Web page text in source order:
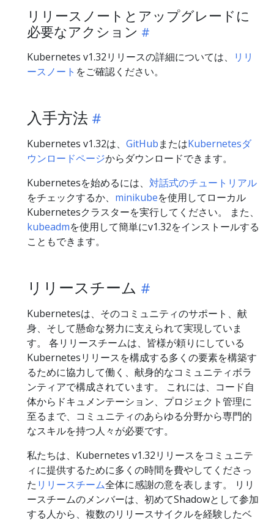
リリースノートとアップグレードに
必要なアクション
Kubernetes v1.32リリースの詳細については、
リリ
ースノート をご確認ください。
入手方法
Kubernetes v1.32は、 GitHubまたはKubernetesダ
ウンロードページからダウンロードできます。
Kubernetesを始めるには、 対話式のチュートリアル
をチェックするか、 minikubeを使用してローカル
Kubernetesクラスターを実行してください。 また、
kubeadmを使用して簡単にv1.32をインストールする
こともできます。
リリースチーム
Kubernetesは、そのコミュニティのサポート、献
身、そして懸命な努力に支えられて実現していま
す。 各リリースチームは、皆様が頼りにしている
Kubernetesリリースを構成する多くの要素を構築す
るために協力して働く、献身的なコミュニティボラ
ンティアで構成されています。 これには、コード自
体からドキュメンテーション、プロジェクト管理に
至るまで、コミュニティのあらゆる分野から専門的
なスキルを持つ人々が必要です。
私たちは、Kubernetes v1.32リリースをコミュニテ
ィに提供するために多くの時間を費やしてくださっ
た リリースチーム全体に感謝の意を表します。 リリ
ースチームのメンバーは、初めてShadowとして参加
する人から、複数のリリースサイクルを経験したベ